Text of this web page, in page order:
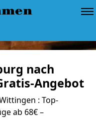
nach
Angebot
: Top-
ab 68€ –